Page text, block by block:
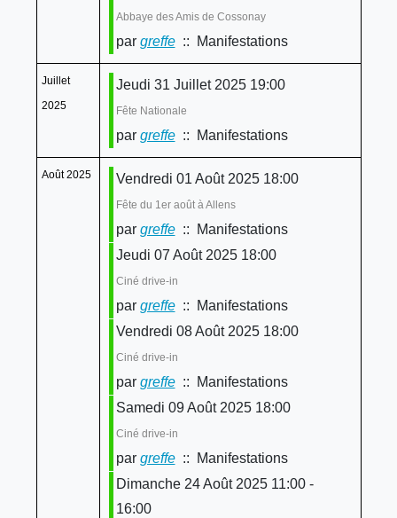
Abbaye des Amis de Cossonay
par greffe:: Manifestations
Juillet
2025
Jeudi 31 Juillet 2025 19:00
Fête Nationale
par greffe:: Manifestations
Août 2025 Vendredi 01 Août 2025 18:00
Fête du 1er août à Allens
par greffe:: Manifestations
Jeudi 07 Août 2025 18:00
Ciné drive-in
par greffe:: Manifestations
Vendredi 08 Août 2025 18:00
Ciné drive-in
par greffe:: Manifestations
Samedi 09 Août 2025 18:00
Ciné drive-in
par greffe:: Manifestations
Dimanche 24 Août 2025 11:00 -
16:00